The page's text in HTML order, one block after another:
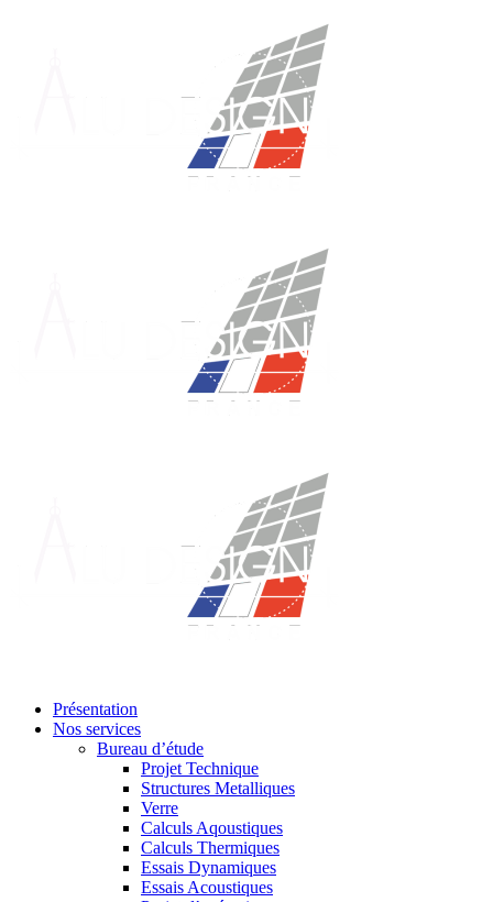
Présentation
Nos services
Bureau d’étude
Projet Technique
Structures Metalliques
Verre
Calculs Aqoustiques
Calculs Thermiques
Essais Dynamiques
Essais Acoustiques